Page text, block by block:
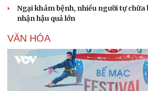
Ngại khám bệnh, nhiều người tự chữa
nhận hậu quả lớn
VĂN HÓA